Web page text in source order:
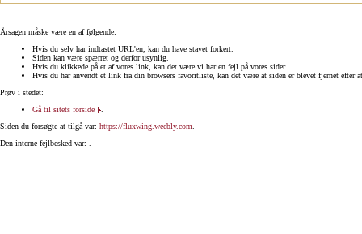
Årsagen måske være en af følgende:
Hvis du selv har indtastet URL'en, kan du have stavet forkert.
Siden kan være spærret og derfor usynlig.
Hvis du klikkede på et af vores link, kan det være vi har en fejl på vores sider.
Hvis du har anvendt et link fra din browsers favoritliste, kan det være at siden er blevet fjernet efter
Prøv i stedet:
Gå til sitets forside
Siden du forsøgte at tilgå var: https://fluxwing.weebly.com
Den interne fejlbesked var: .